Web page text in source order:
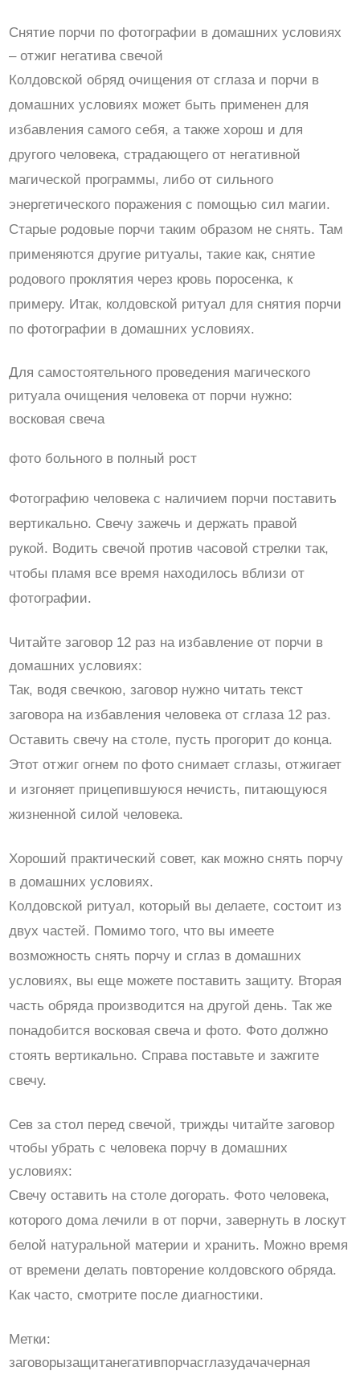
Снятие порчи по фотографии в домашних условиях
– отжиг негатива свечой
Колдовской обряд очищения от сглаза и порчи в
домашних условиях может быть применен для
избавления самого себя, а также хорош и для
другого человека, страдающего от негативной
магической программы, либо от сильного
энергетического поражения с помощью сил магии.
Старые родовые порчи таким образом не снять. Там
применяются другие ритуалы, такие как, снятие
родового проклятия через кровь поросенка, к
примеру. Итак, колдовской ритуал для снятия порчи
по фотографии в домашних условиях.
Для самостоятельного проведения магического
ритуала очищения человека от порчи нужно:
восковая свеча
фото больного в полный рост
Фотографию человека с наличием порчи поставить
вертикально. Свечу зажечь и держать правой
рукой. Водить свечой против часовой стрелки так,
чтобы пламя все время находилось вблизи от
фотографии.
Читайте заговор 12 раз на избавление от порчи в
домашних условиях:
Так, водя свечкою, заговор нужно читать текст
заговора на избавления человека от сглаза 12 раз.
Оставить свечу на столе, пусть прогорит до конца.
Этот отжиг огнем по фото снимает сглазы, отжигает
и изгоняет прицепившуюся нечисть, питающуюся
жизненной силой человека.
Хороший практический совет, как можно снять порчу
в домашних условиях.
Колдовской ритуал, который вы делаете, состоит из
двух частей. Помимо того, что вы имеете
возможность снять порчу и сглаз в домашних
условиях, вы еще можете поставить защиту. Вторая
часть обряда производится на другой день. Так же
понадобится восковая свеча и фото. Фото должно
стоять вертикально. Справа поставьте и зажгите
свечу.
Сев за стол перед свечой, трижды читайте заговор
чтобы убрать с человека порчу в домашних
условиях:
Свечу оставить на столе догорать. Фото человека,
которого дома лечили в от порчи, завернуть в лоскут
белой натуральной материи и хранить. Можно время
от времени делать повторение колдовского обряда.
Как часто, смотрите после диагностики.
Метки:
заговорызащитанегативпорчасглазудачачерная